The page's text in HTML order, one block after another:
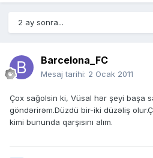
2 ay sonra...
Barcelona_FC
Mesaj tarihi: 2 Ocak 2011
Çox sağolsin ki, Vüsal hər şeyi başa
göndərirəm.Düzdü bir-iki düzəliş
kimi bununda qarşısını alım.